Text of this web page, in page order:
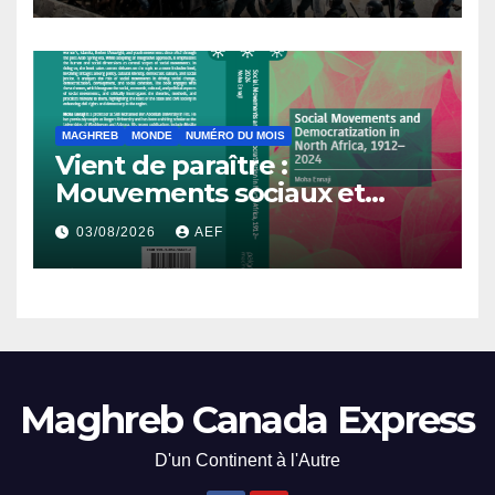
MAGHREB MONDE NUMÉRO DU MOIS
Vient de paraître :
Mouvements sociaux et
démocratisation en Afrique
du Nord, 1912-2024
03/08/2026 AEF
Maghreb Canada Express
D'un Continent à l'Autre